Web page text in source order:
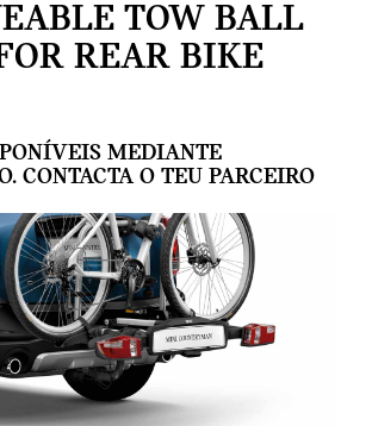
TOW BALL
REAR BIKE
MEDIANTE
CONTACTA O TEU PARCEIRO